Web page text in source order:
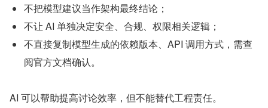
不把模型建议当作架构最终结论；
不让 AI 单独决定安全、合规、权限相关逻辑；
不直接复制模型生成的依赖版本、API 调用方式，需查
阅官方文档确认。
AI 可以帮助提高讨论效率，但不能替代工程责任。